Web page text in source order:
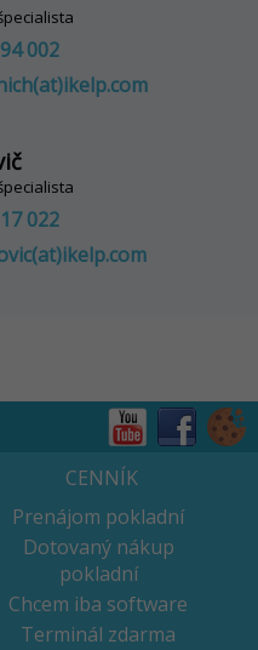
002
022
CENNÍK
Prenájom pokladní
Dotovaný nákup
pokladní
Chcem iba software
Terminál zdarma